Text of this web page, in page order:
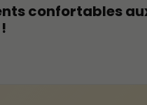
confortables